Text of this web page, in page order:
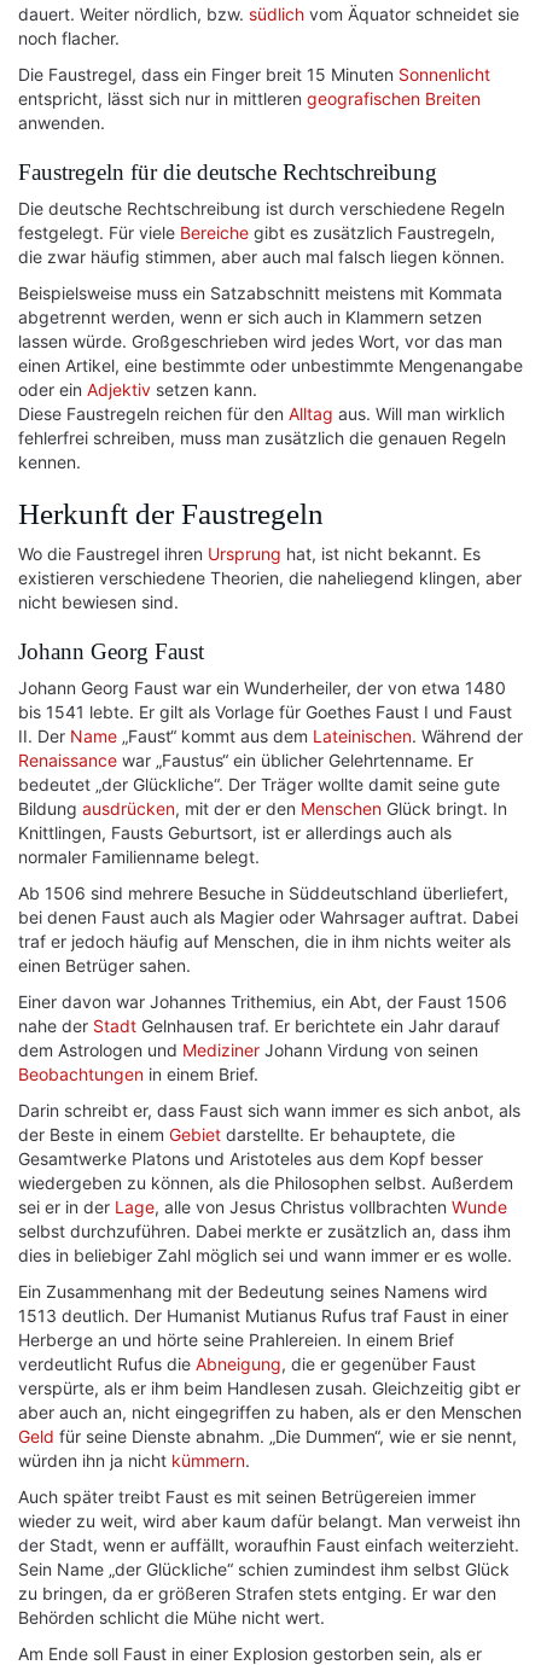
dauert. Weiter nördlich, bzw. südlich vom Äquator schneidet sie
noch flacher.
Die Faustregel, dass ein Finger breit 15 Minuten Sonnenlicht
entspricht, lässt sich nur in mittleren geografischen Breiten
anwenden.
Faustregeln für die deutsche Rechtschreibung
Die deutsche Rechtschreibung ist durch verschiedene Regeln
festgelegt. Für viele Bereiche gibt es zusätzlich Faustregeln,
die zwar häufig stimmen, aber auch mal falsch liegen können.
Beispielsweise muss ein Satzabschnitt meistens mit Kommata
abgetrennt werden, wenn er sich auch in Klammern setzen
lassen würde. Großgeschrieben wird jedes Wort, vor das man
einen Artikel, eine bestimmte oder unbestimmte Mengenangabe
oder ein Adjektiv setzen kann.
Diese Faustregeln reichen für den Alltag aus. Will man wirklich
fehlerfrei schreiben, muss man zusätzlich die genauen Regeln
kennen.
Herkunft der Faustregeln
Wo die Faustregel ihren Ursprung hat, ist nicht bekannt. Es
existieren verschiedene Theorien, die naheliegend klingen, aber
nicht bewiesen sind.
Johann Georg Faust
Johann Georg Faust war ein Wunderheiler, der von etwa 1480
bis 1541 lebte. Er gilt als Vorlage für Goethes Faust I und Faust
II. Der Name „Faust“ kommt aus dem Lateinischen. Während der
Renaissance war „Faustus“ ein üblicher Gelehrtenname. Er
bedeutet „der Glückliche“. Der Träger wollte damit seine gute
Bildung ausdrücken, mit der er den Menschen Glück bringt. In
Knittlingen, Fausts Geburtsort, ist er allerdings auch als
normaler Familienname belegt.
Ab 1506 sind mehrere Besuche in Süddeutschland überliefert,
bei denen Faust auch als Magier oder Wahrsager auftrat. Dabei
traf er jedoch häufig auf Menschen, die in ihm nichts weiter als
einen Betrüger sahen.
Einer davon war Johannes Trithemius, ein Abt, der Faust 1506
nahe der Stadt Gelnhausen traf. Er berichtete ein Jahr darauf
dem Astrologen und Mediziner Johann Virdung von seinen
Beobachtungen in einem Brief.
Darin schreibt er, dass Faust sich wann immer es sich anbot, als
der Beste in einem Gebiet darstellte. Er behauptete, die
Gesamtwerke Platons und Aristoteles aus dem Kopf besser
wiedergeben zu können, als die Philosophen selbst. Außerdem
sei er in der Lage, alle von Jesus Christus vollbrachten Wunde
selbst durchzuführen. Dabei merkte er zusätzlich an, dass ihm
dies in beliebiger Zahl möglich sei und wann immer er es wolle.
Ein Zusammenhang mit der Bedeutung seines Namens wird
1513 deutlich. Der Humanist Mutianus Rufus traf Faust in einer
Herberge an und hörte seine Prahlereien. In einem Brief
verdeutlicht Rufus die Abneigung, die er gegenüber Faust
verspürte, als er ihm beim Handlesen zusah. Gleichzeitig gibt er
aber auch an, nicht eingegriffen zu haben, als er den Menschen
Geld für seine Dienste abnahm. „Die Dummen“, wie er sie nennt,
würden ihn ja nicht kümmern.
Auch später treibt Faust es mit seinen Betrügereien immer
wieder zu weit, wird aber kaum dafür belangt. Man verweist ihn
der Stadt, wenn er auffällt, woraufhin Faust einfach weiterzieht.
Sein Name „der Glückliche“ schien zumindest ihm selbst Glück
zu bringen, da er größeren Strafen stets entging. Er war den
Behörden schlicht die Mühe nicht wert.
Am Ende soll Faust in einer Explosion gestorben sein, als er